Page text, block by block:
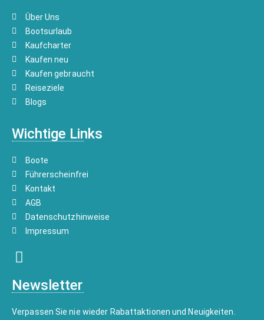
Über Uns
Bootsurlaub
Kaufcharter
Kaufen neu
Kaufen gebraucht
Reiseziele
Blogs
Wichtige Links
Boote
Führerscheinfrei
Kontakt
AGB
Datenschutzhinweise
Impressum
Newsletter
Verpassen Sie nie wieder Rabattaktionen und Neuigkeiten.